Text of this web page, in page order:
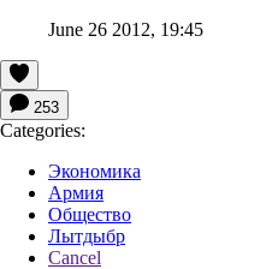
June 26 2012, 19:45
253
Categories:
Экономика
Армия
Общество
Лытдыбр
Cancel